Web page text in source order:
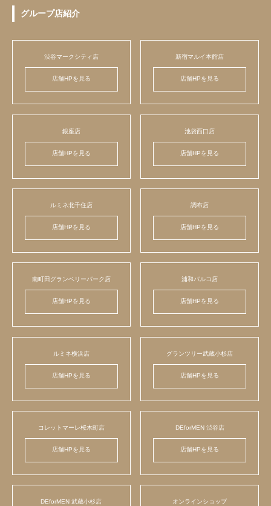
グループ店紹介
渋谷マークシティ店
店舗HPを見る
新宿マルイ本館店
店舗HPを見る
銀座店
店舗HPを見る
池袋西口店
店舗HPを見る
ルミネ北千住店
店舗HPを見る
調布店
店舗HPを見る
南町田グランベリーパーク店
店舗HPを見る
浦和パルコ店
店舗HPを見る
ルミネ横浜店
店舗HPを見る
グランツリー武蔵小杉店
店舗HPを見る
コレットマーレ桜木町店
店舗HPを見る
DEforMEN 渋谷店
店舗HPを見る
DEforMEN 武蔵小杉店 オンラインショップ